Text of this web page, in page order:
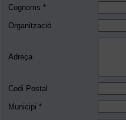
Cognoms *
Organització
Adreça
Codi Postal
Municipi *